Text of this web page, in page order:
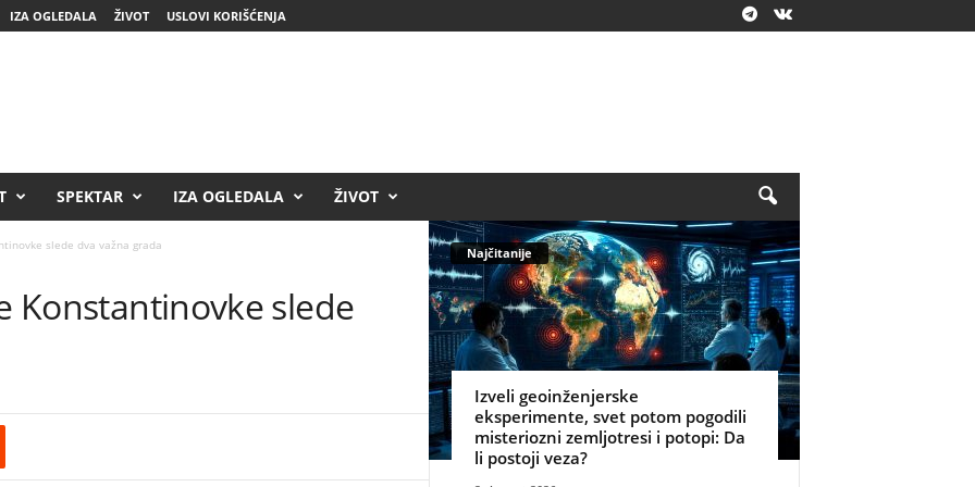
IZA OGLEDALA ŽIVOT USLOVI KORIŠĆENJA
SPEKTAR IZA OGLEDALA ŽIVOT
slede dva važna grada
Konstantinovke slede
Najčitanije
Izveli geoinženjerske
eksperimente, svet potom pogodili
misteriozni zemljotresi i potopi: Da
li postoji veza?